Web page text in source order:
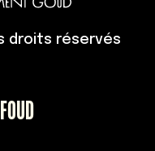
droits réservés